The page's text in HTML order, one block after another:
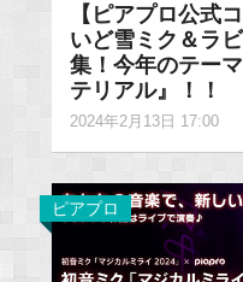
【ピアプロ公式
いど雪ミク＆ラ
集！今年のテー
テリアル』！！
2024年2月13日 17:00
ピアプロ